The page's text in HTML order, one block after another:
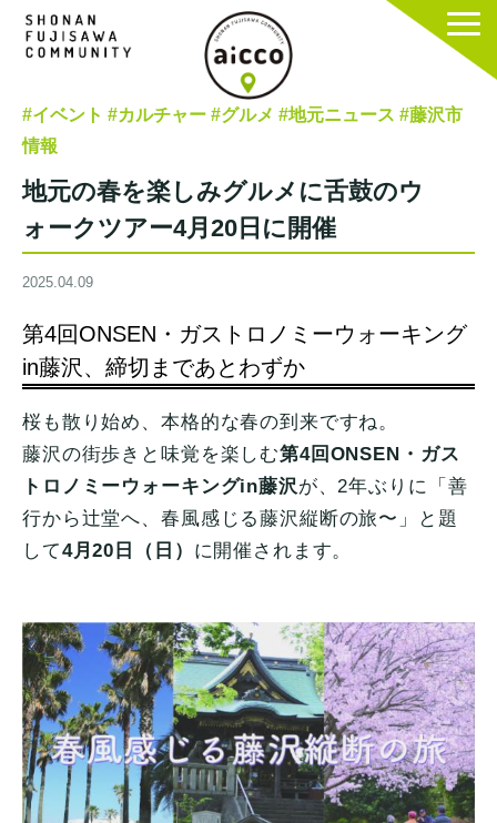
#イベント #カルチャー #グルメ #地元ニュース #藤沢市
情報
地元の春を楽しみグルメに舌鼓のウ
ォークツアー4月20日に開催
2025.04.09
第4回ONSEN・ガストロノミーウォーキング
in藤沢、締切まであとわずか
桜も散り始め、本格的な春の到来ですね。
藤沢の街歩きと味覚を楽しむ第4回ONSEN・ガス
トロノミーウォーキングin藤沢が、2年ぶりに「善
行から辻堂へ、春風感じる藤沢縦断の旅〜」と題
して4月20日（日） に開催されます。